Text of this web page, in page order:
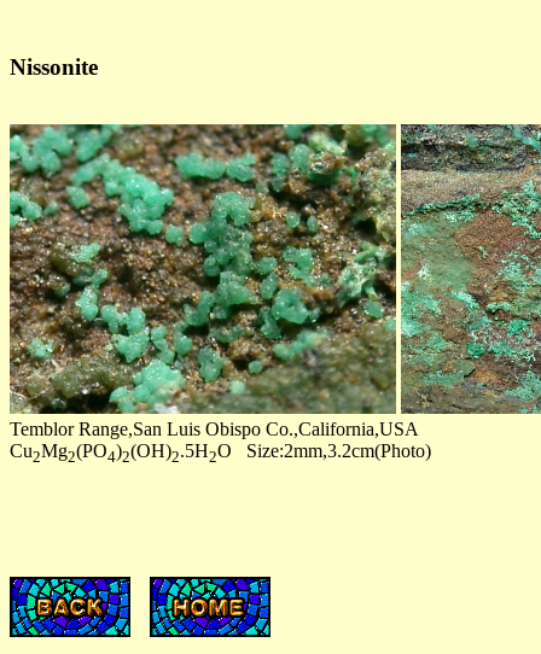
Nissonite
Temblor Range,San Luis Obispo Co.,California,USA
Cu2Mg2(PO4)2(OH)2.5H2O Size:2mm,3.2cm(Photo)